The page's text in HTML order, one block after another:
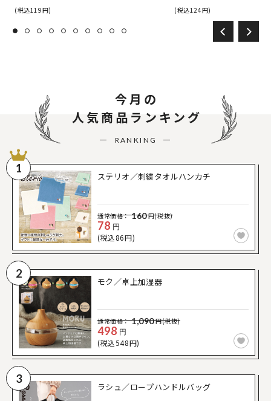
(税込119円)
(税込124円)
今月の
人気商品ランキング
RANKING
1
ステリオ／刺繍タオルハンカチ
通常価格： 160円(税抜)
78 円
(税込86円)
2
モク／卓上加湿器
通常価格： 1,090円(税抜)
498 円
(税込548円)
3
ラシュ／ロープハンドルバッグ